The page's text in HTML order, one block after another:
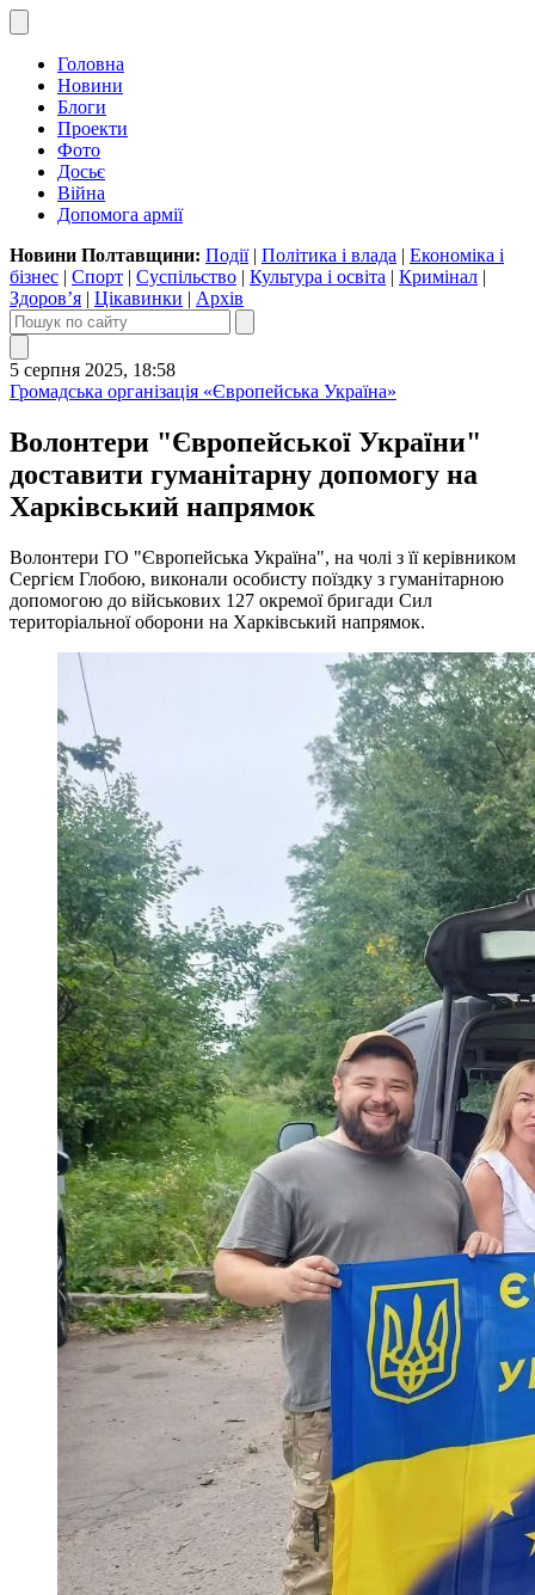
Головна
Новини
Блоги
Проекти
Фото
Досьє
Війна
Допомога армії
Новини Полтавщини: Події| Політика і влада | Економіка і
бізнес | Спорт | Суспільство | Культура і освіта | Кримінал |
Здоров’я | Цікавинки | Архів
5 серпня 2025, 18:58
Громадська організація «Європейська Україна»
Волонтери "Європейської України"
доставити гуманітарну допомогу на
Харківський напрямок
Волонтери ГО "Європейська Україна", на чолі з її керівником
Сергієм Глобою, виконали особисту поїздку з гуманітарною
допомогою до військових 127 окремої бригади Сил
територіальної оборони на Харківський напрямок.